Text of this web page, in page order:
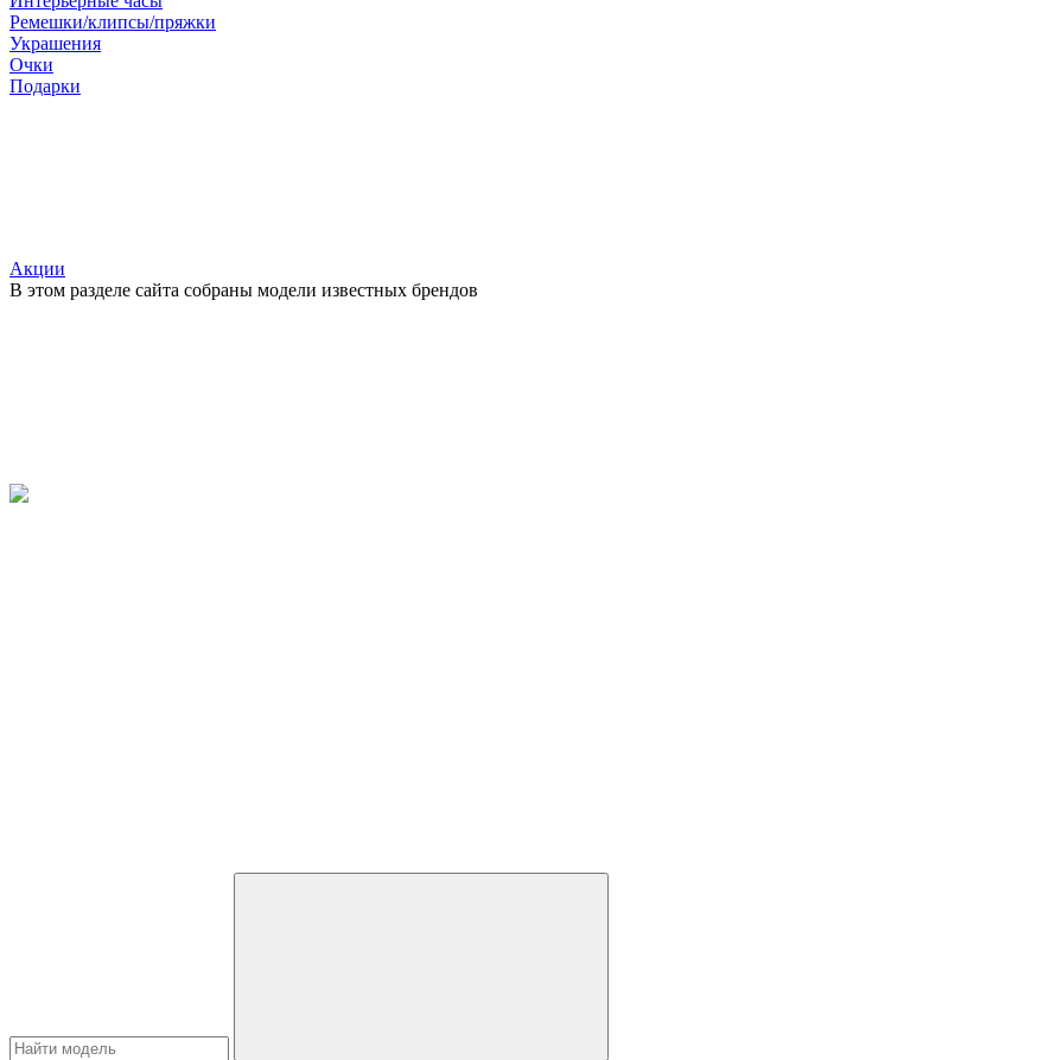
Ремешки/клипсы/пряжки
Украшения
Очки
Подарки
Акции
В этом разделе сайта собраны модели известных брендов